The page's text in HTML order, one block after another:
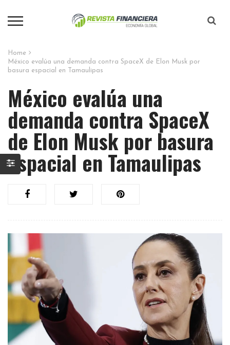
Home
México evalúa una demanda contra SpaceX de Elon Musk por
basura espacial en Tamaulipas
México evalúa una
demanda contra SpaceX
de Elon Musk por basura
espacial en Tamaulipas